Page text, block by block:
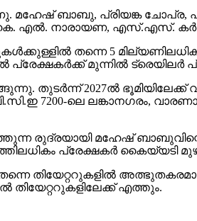
മഹേഷ് ബാബു, പ്രിയങ്ക ചോപ്ര,
എല്‍. നാരായണ, എസ്.എസ്.
തന്നെ 5
മുന്നില്‍ ട്രെയിലര്‍
തുടര്‍ന്ന് 2027ല്‍ ഭൂമിയിലേക്ക്
ലെ ലങ്കാനഗരം,
രുദ്രയായി മഹേഷ്
പ്രേക്ഷകര്‍ കൈയ്യടി
തിയേറ്ററുകളില്‍
തിയേറ്ററുകളിലേക്ക് എത്തും.